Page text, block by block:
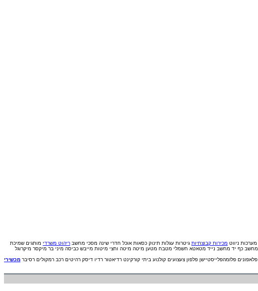
מערכות ניווט מכירות קבוצתיות גיטרות עגלות תינוק כסאות אוכל חדרי שינה מסכי מחשב ריהוט משרדי מותגים שמיכת
מחשב כף יד מחשב נייד מטאטא חשמלי מטבח מטען מיטה מיטה וחצי מיטות מייבש כביסה מיני בר מיקסר מיקרוגל
פלאפונים פלזמהפלייסטיישן פלפון צעצועים קולנוע ביתי קורקינט רדיאטור רדיו דיסק רהיטים רכב רמקולים רסיבר מכשירי